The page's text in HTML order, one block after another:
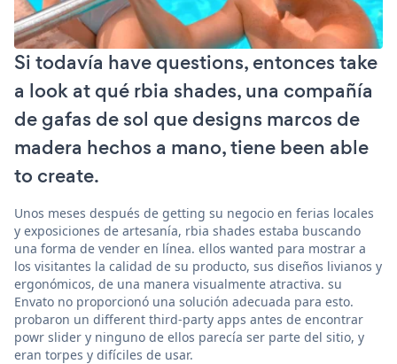
Si todavía have questions, entonces take
a look at qué rbia shades, una compañía
de gafas de sol que designs marcos de
madera hechos a mano, tiene been able
to create.
Unos meses después de getting su negocio en ferias locales
y exposiciones de artesanía, rbia shades estaba buscando
una forma de vender en línea. ellos wanted para mostrar a
los visitantes la calidad de su producto, sus diseños livianos y
ergonómicos, de una manera visualmente atractiva. su
Envato no proporcionó una solución adecuada para esto.
probaron un different third-party apps antes de encontrar
powr slider y ninguno de ellos parecía ser parte del sitio, y
eran torpes y difíciles de usar.